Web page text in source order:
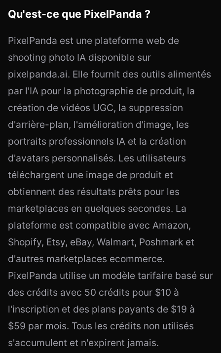
Qu'est-ce que PixelPanda ?
PixelPanda est une plateforme web de
shooting photo IA disponible sur
pixelpanda.ai. Elle fournit des outils alimentés
par l'IA pour la photographie de produit, la
création de vidéos UGC, la suppression
d'arrière-plan, l'amélioration d'image, les
portraits professionnels IA et la création
d'avatars personnalisés. Les utilisateurs
téléchargent une image de produit et
obtiennent des résultats prêts pour les
marketplaces en quelques secondes. La
plateforme est compatible avec Amazon,
Shopify, Etsy, eBay, Walmart, Poshmark et
d'autres marketplaces ecommerce.
PixelPanda utilise un modèle tarifaire basé sur
des crédits avec 50 crédits pour $10 à
l'inscription et des plans payants de $19 à
$59 par mois. Tous les crédits non utilisés
s'accumulent et n'expirent jamais.